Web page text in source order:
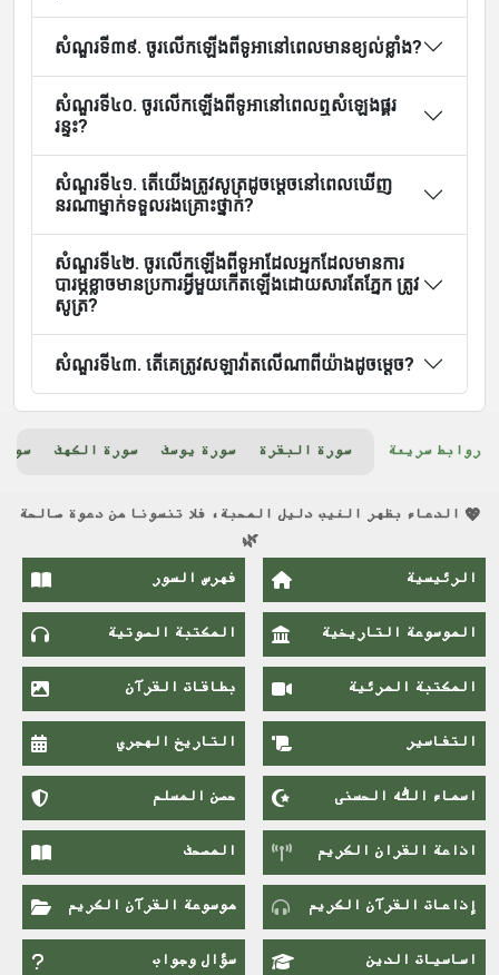
សំណួរទី៣៩. ចូរលើកឡើងពីទូអានៅពេលមានខ្យល់ខ្លាំង?
សំណួរទី៤០. ចូរលើកឡើងពីទូអានៅពេលឮសំឡេងផ្គរ
រន្ទះ?
សំណួរទី៤១. តើយើងត្រូវសូត្រដូចម្តេចនៅពេលឃើញ
នរណាម្នាក់ទទួលរងគ្រោះថ្នាក់?
សំណួរទី៤២. ចូរលើកឡើងពីទូអាដែលអ្នកដែលមានការ
បារម្ភខ្លាចមានប្រការអ្វីមួយកើតឡើងដោយសារតែភ្នែក ត្រូវ
សូត្រ?
សំណួរទី៤៣. តើគេត្រូវសឡាវ៉ាតលើណាពីយ៉ាងដូចម្តេច?
روابط سريعة سورة البقرة سورة يوسف سورة الكهف
💖 الدعاء بظهر الغيب دليل المحبة، فلا تنسونا من دعوة صالحة
🌿
الرئيسية فهرس السور
الموسوعة التاريخية المكتبة الصوتية
المكتبة المرئية بطاقات القرآن
التفاسير التاريخ الهجري
اسماء اللَّٰه الحسنى حصن المسلم
اذاعة القران الكريم المصحف
إذاعات القرآن الكريم موسوعة القرآن الكريم
اساسيات الدين سؤال وجواب